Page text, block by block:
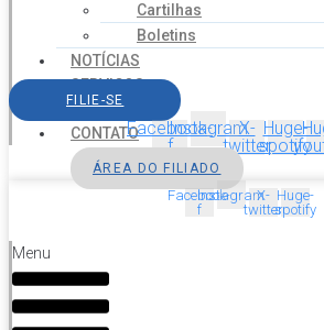
Cartilhas
Boletins
NOTÍCIAS
SERVIÇOS
AGENDA
CONTATO
FILIE-SE
Facebook-
f
InstagramX-
twitter
Huge-
spotify
ÁREA DO FILIADO
Facebook-
f
InstagramX-
twitter
Huge-
spotify
Menu